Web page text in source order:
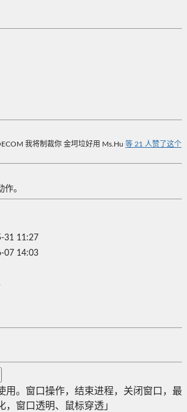
我将制裁你 金坷垃好用 Ms.Hu 等 21 人赞了这个
作。
31 11:27
07 14:03
用。窗口操作，结束进程，关闭窗口，最
，窗口透明、鼠标穿透」